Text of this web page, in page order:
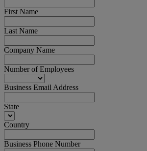
First Name
Last Name
Company Name
Number of Employees
Business Email Address
State
Country
Business Phone Number